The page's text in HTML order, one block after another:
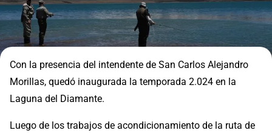
Con la presencia del intendente de San Carlos Alejandro
Morillas, quedó inaugurada la temporada 2.024 en la
Laguna del Diamante.
Luego de los trabajos de acondicionamiento de la ruta de